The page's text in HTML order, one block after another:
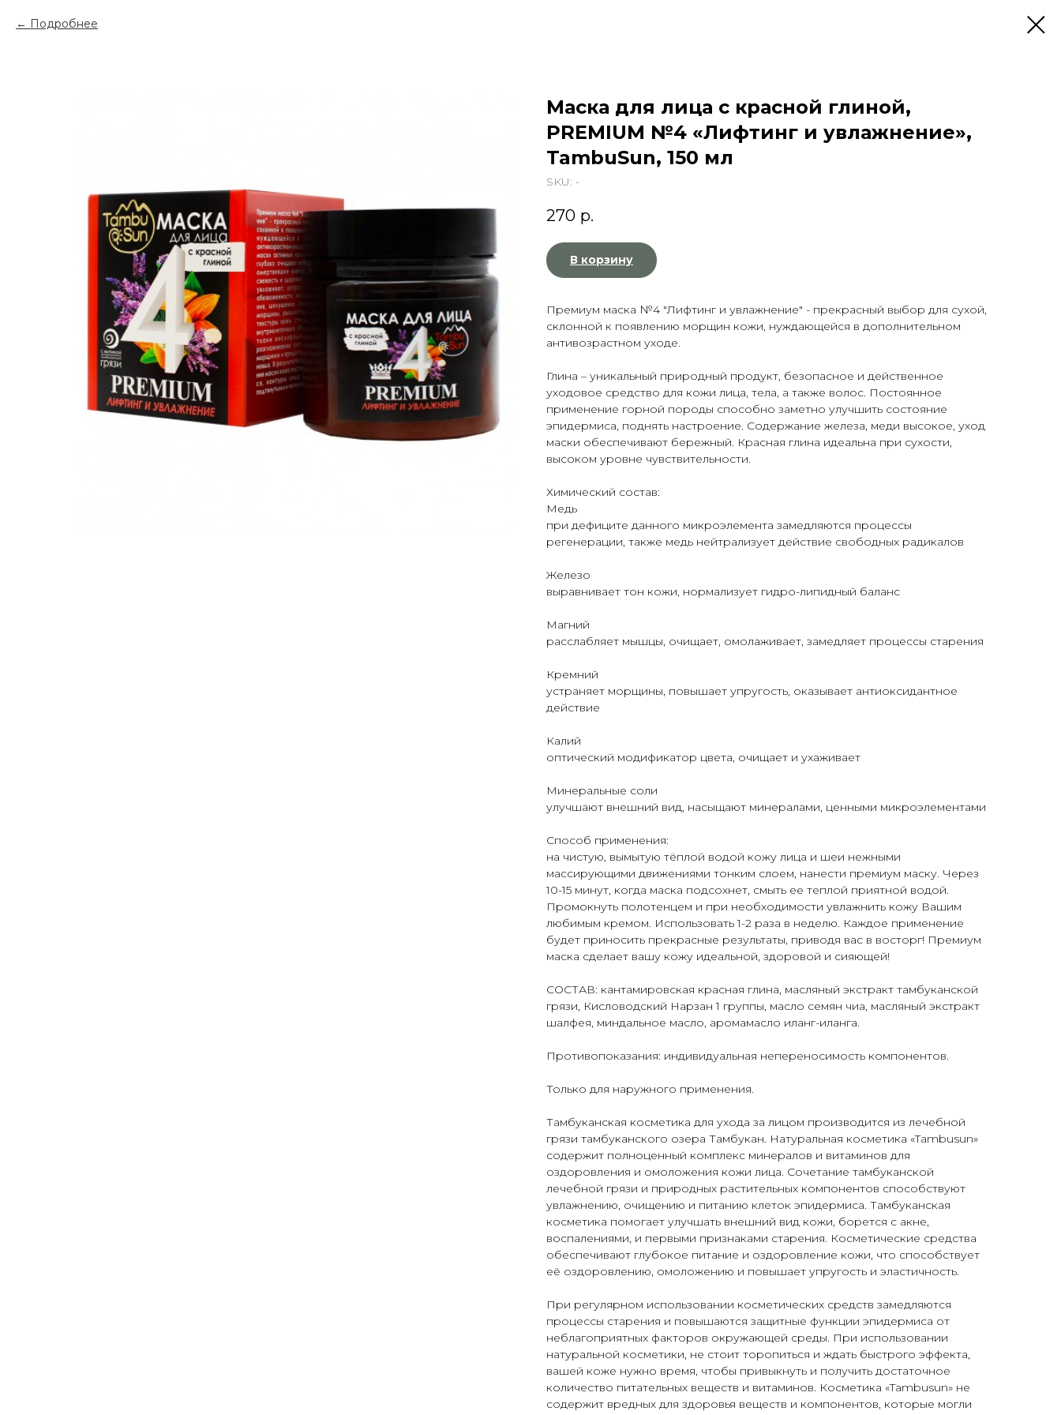
Подробнее
Маска для лица с красной глиной,
PREMIUM №4 «Лифтинг и увлажнение»,
TambuSun, 150 мл
SKU: -
270 р.
В корзину
Премиум маска №4 "Лифтинг и увлажнение" - прекрасный выбор для сухой,
склонной к появлению морщин кожи, нуждающейся в дополнительном
антивозрастном уходе.
Глина – уникальный природный продукт, безопасное и действенное
уходовое средство для кожи лица, тела, а также волос. Постоянное
применение горной породы способно заметно улучшить состояние
эпидермиса, поднять настроение. Содержание железа, меди высокое, уход
маски обеспечивают бережный. Красная глина идеальна при сухости,
высоком уровне чувствительности.
Химический состав:
Медь
при дефиците данного микроэлемента замедляются процессы
регенерации, также медь нейтрализует действие свободных радикалов
Железо
выравнивает тон кожи, нормализует гидро-липидный баланс
Магний
расслабляет мышцы, очищает, омолаживает, замедляет процессы старения
Кремний
устраняет морщины, повышает упругость, оказывает антиоксидантное
действие
Калий
оптический модификатор цвета, очищает и ухаживает
Минеральные соли
улучшают внешний вид, насыщают минералами, ценными микроэлементами
Способ применения:
на чистую, вымытую тёплой водой кожу лица и шеи нежными
массирующими движениями тонким слоем, нанести премиум маску. Через
10-15 минут, когда маска подсохнет, смыть ее теплой приятной водой.
Промокнуть полотенцем и при необходимости увлажнить кожу Вашим
любимым кремом. Использовать 1-2 раза в неделю. Каждое применение
будет приносить прекрасные результаты, приводя вас в восторг! Премиум
маска сделает вашу кожу идеальной, здоровой и сияющей!
СОСТАВ: кантамировская красная глина, масляный экстракт тамбуканской
грязи, Кисловодский Нарзан 1 группы, масло семян чиа, масляный экстракт
шалфея, миндальное масло, аромамасло иланг-иланга.
Противопоказания: индивидуальная непереносимость компонентов.
Только для наружного применения.
Тамбуканская косметика для ухода за лицом производится из лечебной
грязи тамбуканского озера Тамбукан. Натуральная косметика «Tambusun»
содержит полноценный комплекс минералов и витаминов для
оздоровления и омоложения кожи лица. Сочетание тамбуканской
лечебной грязи и природных растительных компонентов способствуют
увлажнению, очищению и питанию клеток эпидермиса. Тамбуканская
косметика помогает улучшать внешний вид кожи, борется с акне,
воспалениями, и первыми признаками старения. Косметические средства
обеспечивают глубокое питание и оздоровление кожи, что способствует
её оздоровлению, омоложению и повышает упругость и эластичность.
При регулярном использовании косметических средств замедляются
процессы старения и повышаются защитные функции эпидермиса от
неблагоприятных факторов окружающей среды. При использовании
натуральной косметики, не стоит торопиться и ждать быстрого эффекта,
вашей коже нужно время, чтобы привыкнуть и получить достаточное
количество питательных веществ и витаминов. Косметика «Tambusun» не
содержит вредных для здоровья веществ и компонентов, которые могли